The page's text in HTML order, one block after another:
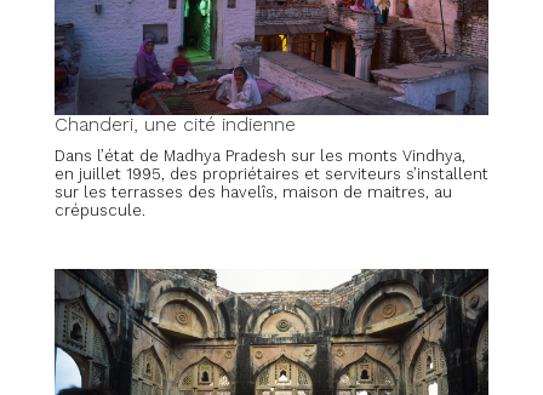
Chanderi, une cité indienne
Dans l’état de Madhya Pradesh sur les monts Vindhya,
en juillet 1995, des propriétaires et serviteurs s’installent
sur les terrasses des havelîs, maison de maitres, au
crépuscule.